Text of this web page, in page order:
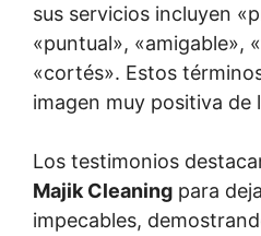
sus servicios incluyen
«puntual», «amigable»,
«cortés». Estos
imagen muy positiva de
Los testimonios
Majik Cleaning para
impecables,